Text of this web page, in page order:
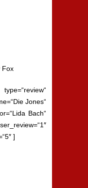
Fox
Jones“
Bach“
]